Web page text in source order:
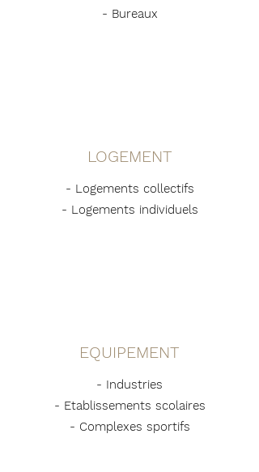
- Bureaux
LOGEMENT
- Logements collectifs
- Logements individuels
EQUIPEMENT
- Industries
- Etablissements scolaires
- Complexes sportifs